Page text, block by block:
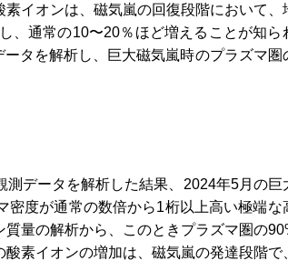
イオンは、磁気嵐の回復段階において、
、通常の10〜20％ほど増えることが知ら
タを解析し、巨大磁気嵐時のプラズマ圏
データを解析した結果、2024年5月の巨
密度が通常の数倍から1桁以上高い極端な
量の解析から、このときプラズマ圏の
素イオンの増加は、磁気嵐の発達段階で